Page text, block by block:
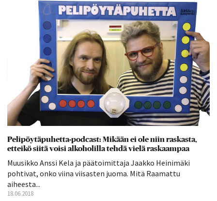
Pelipöytäpuhetta-podcast: Mikään ei ole niin raskasta,
etteikö siitä voisi alkoholilla tehdä vielä raskaampaa
Muusikko Anssi Kela ja päätoimittaja Jaakko Heinimäki
pohtivat, onko viina viisasten juoma. Mitä Raamattu
aiheesta...
18.06.2018